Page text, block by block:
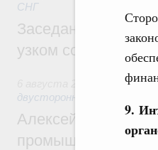
9.
СНГ
Заседание
узком составе
двусторонней основе
Алексей Оверчук
промышленности,